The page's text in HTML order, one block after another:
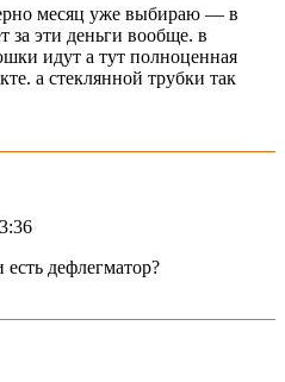
месяц уже выбираю — в
за эти деньги вообще. в
идут а тут полноценная
а стеклянной трубки так
есть дефлегматор?